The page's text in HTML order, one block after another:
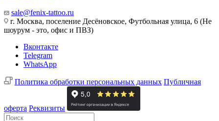
sale@fenix-tattoo.ru
г. Москва, поселение Десёновское, Футбольная улица, 6 (Не
шоурум - это, офис и ПВЗ)
Вконтакте
Telegram
WhatsApp
Политика обработки персональных данных Публичная
оферта Реквизиты